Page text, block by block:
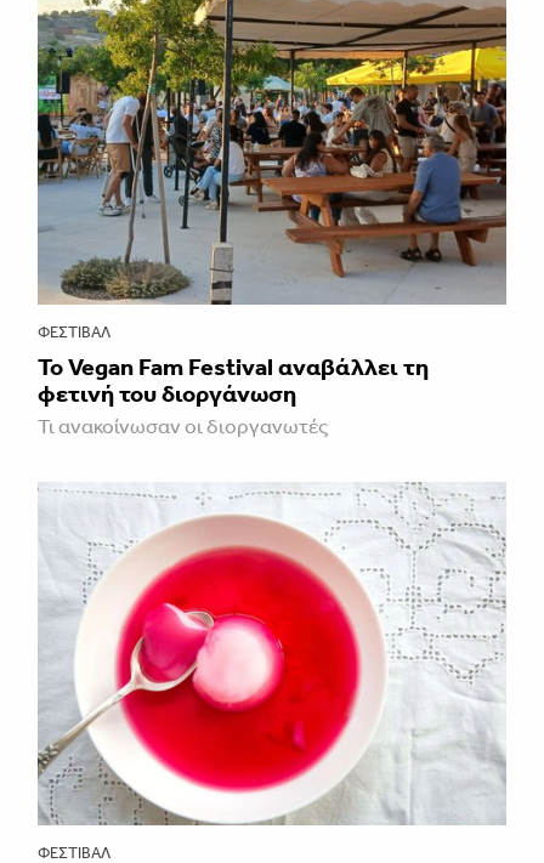
ΦΕΣΤΙΒΑΛ
Το Vegan Fam Festival αναβάλλει τη
φετινή του διοργάνωση
Τι ανακοίνωσαν οι διοργανωτές
ΦΕΣΤΙΒΑΛ